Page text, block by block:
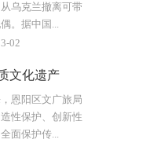
乌克兰撤离可带
。据中国...
02
文化遗产
恩阳区文广旅局
性保护、创新性
面保护传...